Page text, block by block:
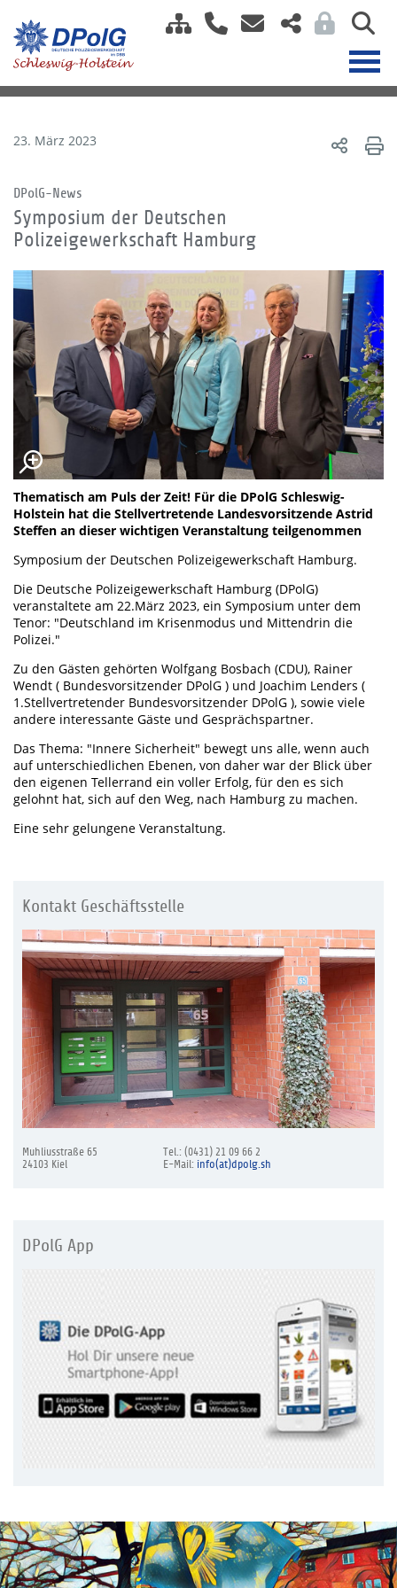
23. März 2023
DPolG-News
Symposium der Deutschen
Polizeigewerkschaft Hamburg
Thematisch am Puls der Zeit! Für die DPolG Schleswig-
Holstein hat die Stellvertretende Landesvorsitzende Astrid
Steffen an dieser wichtigen Veranstaltung teilgenommen
Symposium der Deutschen Polizeigewerkschaft Hamburg.
Die Deutsche Polizeigewerkschaft Hamburg (DPolG)
veranstaltete am 22.März 2023, ein Symposium unter dem
Tenor: "Deutschland im Krisenmodus und Mittendrin die
Polizei."
Zu den Gästen gehörten Wolfgang Bosbach (CDU), Rainer
Wendt ( Bundesvorsitzender DPolG ) und Joachim Lenders (
1.Stellvertretender Bundesvorsitzender DPolG ), sowie viele
andere interessante Gäste und Gesprächspartner.
Das Thema: "Innere Sicherheit" bewegt uns alle, wenn auch
auf unterschiedlichen Ebenen, von daher war der Blick über
den eigenen Tellerrand ein voller Erfolg, für den es sich
gelohnt hat, sich auf den Weg, nach Hamburg zu machen.
Eine sehr gelungene Veranstaltung.
Kontakt Geschäftsstelle
Muhliusstraße 65
24103 Kiel
Tel.: (0431) 21 09 66 2
E-Mail: info(at)dpolg.sh
DPolG App